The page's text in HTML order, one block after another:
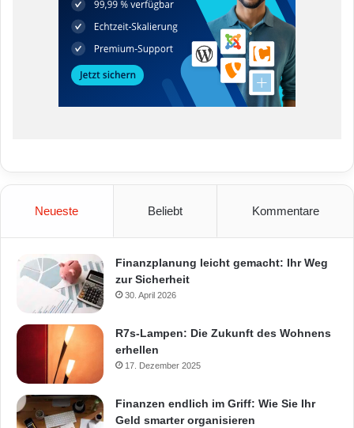
Neueste Beliebt Kommentare
Finanzplanung leicht gemacht: Ihr Weg
zur Sicherheit
30. April 2026
R7s-Lampen: Die Zukunft des Wohnens
erhellen
17. Dezember 2025
Finanzen endlich im Griff: Wie Sie Ihr
Geld smarter organisieren